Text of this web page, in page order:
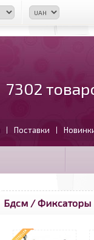
7302
| Поставки |
Бдсм / Фиксаторы